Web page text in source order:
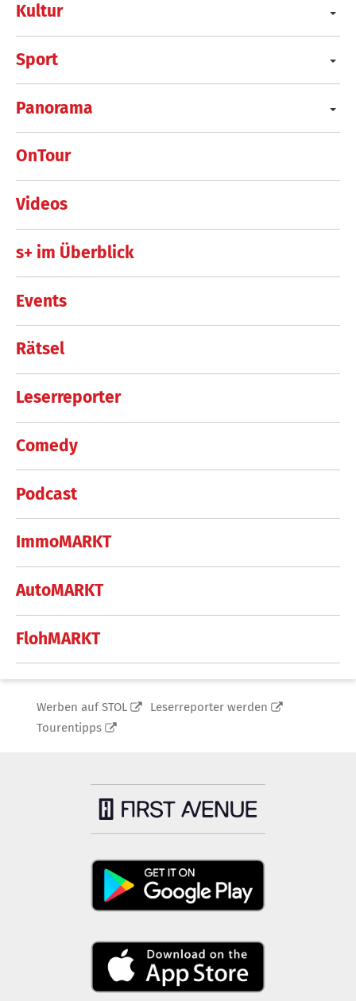
Kultur
Sport
Panorama
OnTour
Videos
s+ im Überblick
Events
Rätsel
Leserreporter
Comedy
Podcast
ImmoMARKT
AutoMARKT
FlohMARKT
Werben auf STOL
Leserreporter werden
Tourentipps